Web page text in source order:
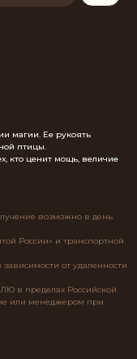
магии. Ее рукоять
птицы.
кто ценит мощь, величие
возможно в день
России» и транспортной
зависимости от удаленности
в пределах Российской
или менеджером при